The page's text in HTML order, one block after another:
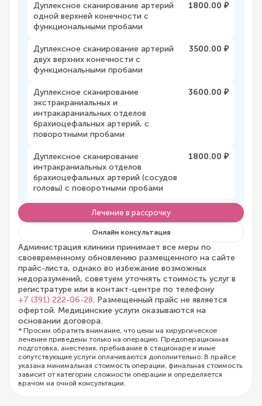
Дуплексное сканирование артерий
одной верхней конечности с
функциональными пробами
1800.00 ₽
Дуплексное сканирование артерий
двух верхних конечности с
функциональными пробами
3500.00 ₽
Дуплексное сканирование
экстракраниальных и
интракараниальных отделов
брахиоцефальных артерий, с
поворотными пробами
3600.00 ₽
Дуплексное сканирование
интракраниальных отделов
брахиоцефальных артерий (сосудов
головы) с поворотными пробами
1800.00 ₽
Лечение в рассрочку
Онлайн консультация
Администрация клиники принимает все меры по
своевременному обновлению размещенного на сайте
прайс-листа, однако во избежание возможных
недоразумений, советуем уточнять стоимость услуг в
регистратуре или в контакт-центре по телефону
+7 (391) 222-06-28. Размещенный прайс не является
офертой. Медицинские услуги оказываются на
основании договора.
* Просим обратить внимание, что цены на хирургическое
лечение приведены только на операцию. Предоперационная
подготовка, анестезия, пребывание в стационаре и иные
сопутствующие услуги оплачиваются дополнительно. В прайсе
указана минимальная стоимость операции, финальная стоимость
зависит от категории сложности операции и определяется
врачом на очной консультации.